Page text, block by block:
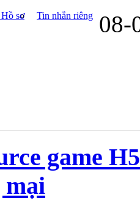
sơ
Tin nhắn riêng 08-
game
mại